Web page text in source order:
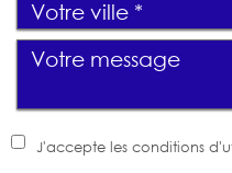
J'accepte les conditions